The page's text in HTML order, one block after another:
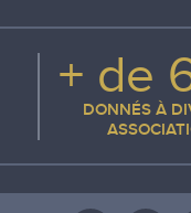
+ de
DONNÉS À